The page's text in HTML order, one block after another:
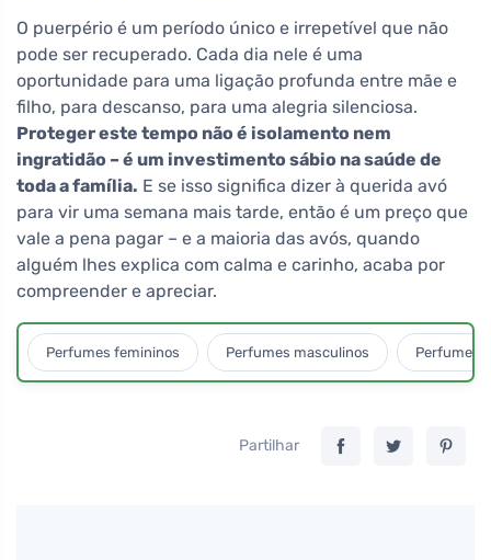
O puerpério é um período único e irrepetível que não
pode ser recuperado. Cada dia nele é uma
oportunidade para uma ligação profunda entre mãe e
filho, para descanso, para uma alegria silenciosa.
Proteger este tempo não é isolamento nem
ingratidão – é um investimento sábio na saúde de
toda a família. E se isso significa dizer à querida avó
para vir uma semana mais tarde, então é um preço que
vale a pena pagar – e a maioria das avós, quando
alguém lhes explica com calma e carinho, acaba por
compreender e apreciar.
Perfumes femininos Perfumes masculinos Perfumes
Partilhar